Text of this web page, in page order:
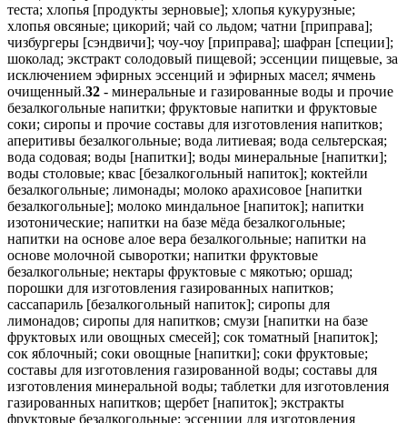
теста; хлопья [продукты зерновые]; хлопья кукурузные;
хлопья овсяные; цикорий; чай со льдом; чатни [приправа];
чизбургеры [сэндвичи]; чоу-чоу [приправа]; шафран [специи];
шоколад; экстракт солодовый пищевой; эссенции пищевые, за
исключением эфирных эссенций и эфирных масел; ячмень
очищенный.32 - минеральные и газированные воды и прочие
безалкогольные напитки; фруктовые напитки и фруктовые
соки; сиропы и прочие составы для изготовления напитков;
аперитивы безалкогольные; вода литиевая; вода сельтерская;
вода содовая; воды [напитки]; воды минеральные [напитки];
воды столовые; квас [безалкогольный напиток]; коктейли
безалкогольные; лимонады; молоко арахисовое [напитки
безалкогольные]; молоко миндальное [напиток]; напитки
изотонические; напитки на базе мёда безалкогольные;
напитки на основе алое вера безалкогольные; напитки на
основе молочной сыворотки; напитки фруктовые
безалкогольные; нектары фруктовые с мякотью; оршад;
порошки для изготовления газированных напитков;
сассапариль [безалкогольный напиток]; сиропы для
лимонадов; сиропы для напитков; смузи [напитки на базе
фруктовых или овощных смесей]; сок томатный [напиток];
сок яблочный; соки овощные [напитки]; соки фруктовые;
составы для изготовления газированной воды; составы для
изготовления минеральной воды; таблетки для изготовления
газированных напитков; щербет [напиток]; экстракты
фруктовые безалкогольные; эссенции для изготовления